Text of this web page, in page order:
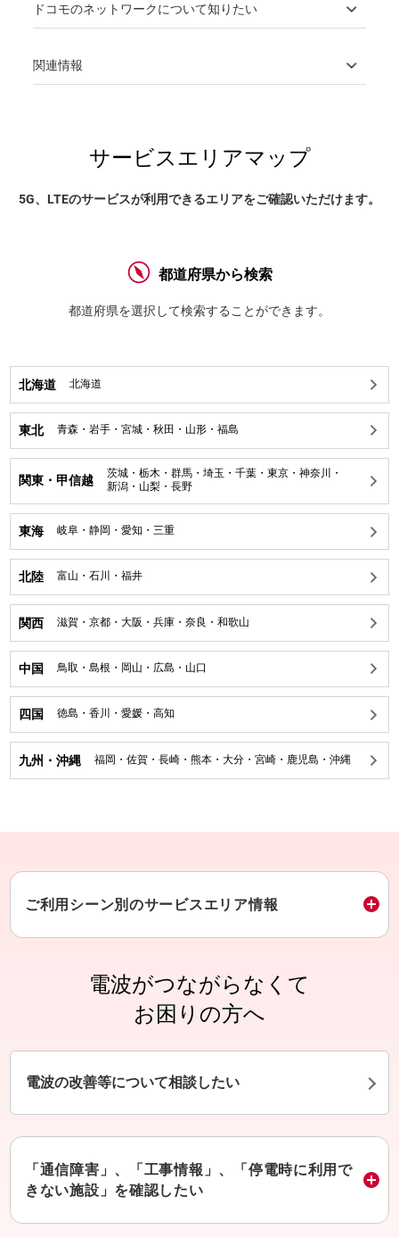
ドコモのネットワークについて知りたい
関連情報
サービスエリアマップ
5G、LTEのサービスが利用できるエリアをご確認いただけます。
都道府県から検索
都道府県を選択して検索することができます。
北海道 北海道
東北 青森 ・ 岩手 ・ 宮城 ・ 秋田 ・ 山形 ・ 福島
関東・甲信越 茨城 ・ 栃木 ・ 群馬 ・ 埼玉 ・ 千葉 ・ 東京 ・ 神奈川
・
新潟 ・ 山梨 ・ 長野
東海 岐阜 ・ 静岡 ・ 愛知 ・ 三重
北陸 富山 ・ 石川 ・ 福井
関西 滋賀 ・ 京都 ・ 大阪 ・ 兵庫 ・ 奈良 ・ 和歌山
中国 鳥取 ・ 島根 ・ 岡山 ・ 広島 ・ 山口
四国 徳島 ・ 香川 ・ 愛媛 ・ 高知
九州・沖縄 福岡 ・ 佐賀 ・ 長崎 ・ 熊本 ・ 大分 ・ 宮崎 ・ 鹿児島 ・ 沖縄
ご利用シーン別のサービスエリア情報
電波がつながらなくて
お困りの方へ
電波の改善等について相談したい
「通信障害」、「工事情報」、「停電時に利用で
きない施設」を確認したい